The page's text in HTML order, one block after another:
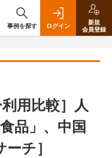
事例を探す ログイン
新規
会員登録
用比較］人
品」、中国
チ］